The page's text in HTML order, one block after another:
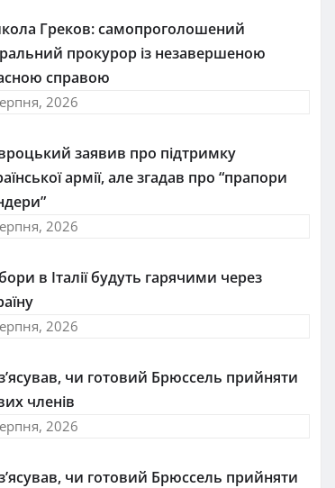
Греков: самопроголошений
прокурор із незавершеною
справою
2026
заявив про підтримку
армії, але згадав про “прапори
2026
в Італії будуть гарячими через
2026
чи готовий Брюссель прийняти
членів
2026
чи готовий Брюссель прийняти